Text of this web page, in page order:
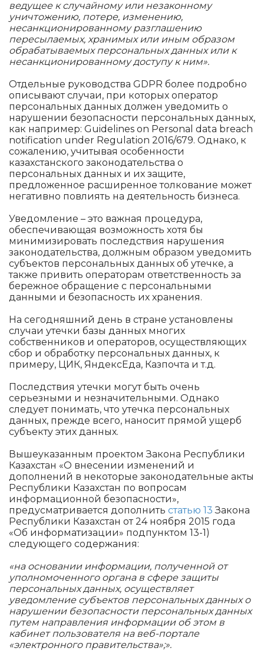
ведущее к случайному или незаконному
уничтожению, потере, изменению,
несанкционированному разглашению
пересылаемых, хранимых или иным образом
обрабатываемых персональных данных или к
несанкционированному доступу к ним».
Отдельные руководства GDPR более подробно
описывают случаи, при которых оператор
персональных данных должен уведомить о
нарушении безопасности персональных данных,
как например: Guidelines on Personal data breach
notification under Regulation 2016/679. Однако, к
сожалению, учитывая особенности
казахстанского законодательства о
персональных данных и их защите,
предложенное расширенное толкование может
негативно повлиять на деятельность бизнеса.
Уведомление – это важная процедура,
обеспечивающая возможность хотя бы
минимизировать последствия нарушения
законодательства, должным образом уведомить
субъектов персональных данных об утечке, а
также привить операторам ответственность за
бережное обращение с персональными
данными и безопасность их хранения.
На сегодняшний день в стране установлены
случаи утечки базы данных многих
собственников и операторов, осуществляющих
сбор и обработку персональных данных, к
примеру, ЦИК, ЯндексЕда, Казпочта и т.д.
Последствия утечки могут быть очень
серьезными и незначительными. Однако
следует понимать, что утечка персональных
данных, прежде всего, наносит прямой ущерб
субъекту этих данных.
Вышеуказанным проектом Закона Республики
Казахстан «О внесении изменений и
дополнений в некоторые законодательные акты
Республики Казахстан по вопросам
информационной безопасности»,
предусматривается дополнить статью 13 Закона
Республики Казахстан от 24 ноября 2015 года
«Об информатизации» подпунктом 13-1)
следующего содержания:
«на основании информации, полученной от
уполномоченного органа в сфере защиты
персональных данных, осуществляет
уведомление субъектов персональных данных о
нарушении безопасности персональных данных
путем направления информации об этом в
кабинет пользователя на веб-портале
«электронного правительства»;».